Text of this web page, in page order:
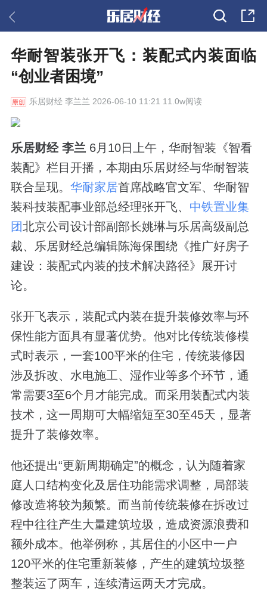
华耐智装张开飞：装配式内装面临
“创业者困境”
乐居财经李兰兰 2026-06-10 11:21 11.0w阅读
乐居财经 李兰 6月10日上午，华耐智装《智看
装配》栏目开播，本期由乐居财经与华耐智装
联合呈现。 华耐家居首席战略官文军、华耐智
装科技装配事业部总经理张开飞、 中铁置业集
团北京公司设计部副部长姚琳与乐居高级副总
裁、乐居财经总编辑陈海保围绕《推广好房子
建设：装配式内装的技术解决路径》展开讨
论。
张开飞表示，装配式内装在提升装修效率与环
保性能方面具有显著优势。他对比传统装修模
式时表示，一套100平米的住宅，传统装修因
涉及拆改、水电施工、湿作业等多个环节，通
常需要3至6个月才能完成。而采用装配式内装
技术，这一周期可大幅缩短至30至45天，显著
提升了装修效率。
他还提出“更新周期确定”的概念，认为随着家
庭人口结构变化及居住功能需求调整，局部装
修改造将较为频繁。而当前传统装修在拆改过
程中往往产生大量建筑垃圾，造成资源浪费和
额外成本。他举例称，其居住的小区中一户
120平米的住宅重新装修，产生的建筑垃圾整
整装运了两车，连续清运两天才完成。